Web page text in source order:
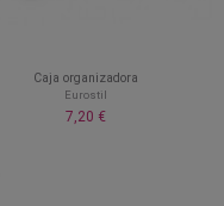
Caja organizadora
Eurostil
7,20 €